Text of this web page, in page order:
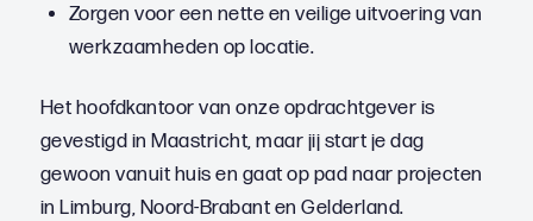
Zorgen voor een nette en veilige uitvoering van
werkzaamheden op locatie.
Het hoofdkantoor van onze opdrachtgever is
gevestigd in Maastricht, maar jij start je dag
gewoon vanuit huis en gaat op pad naar projecten
in Limburg, Noord-Brabant en Gelderland.